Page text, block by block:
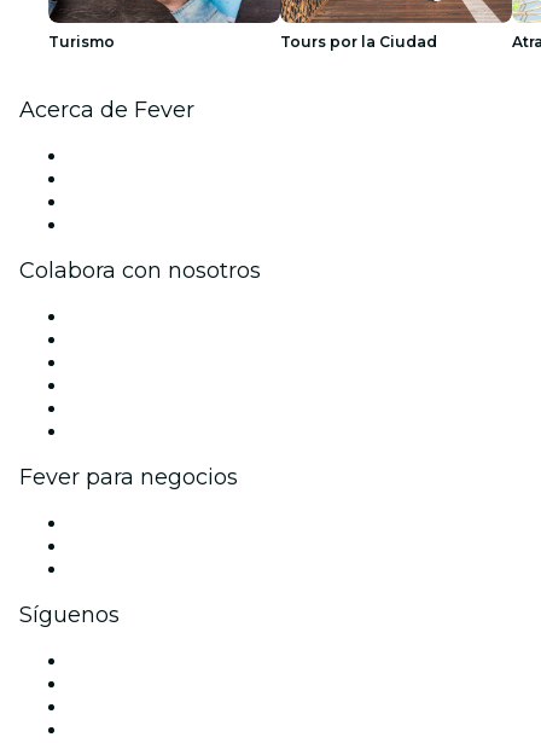
Turismo Tours por la Ciudad
Acerca de Fever
Colabora con nosotros
Fever para negocios
Síguenos